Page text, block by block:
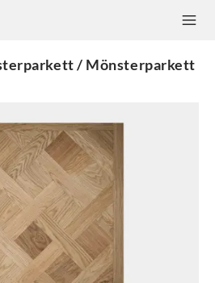
/ Mönsterparkett